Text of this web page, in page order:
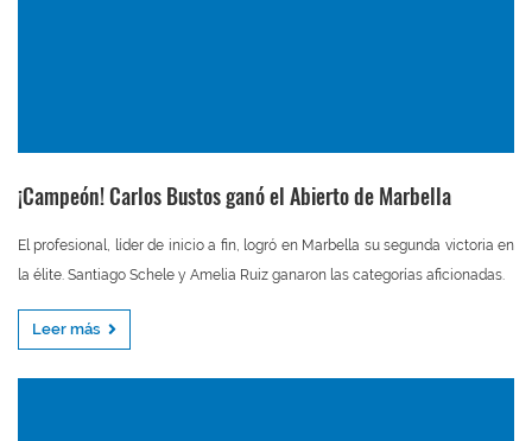
¡Campeón! Carlos Bustos ganó el Abierto de Marbella
El profesional, líder de inicio a fin, logró en Marbella su segunda victoria en
la élite. Santiago Schele y Amelia Ruiz ganaron las categorías aficionadas.
Leer más